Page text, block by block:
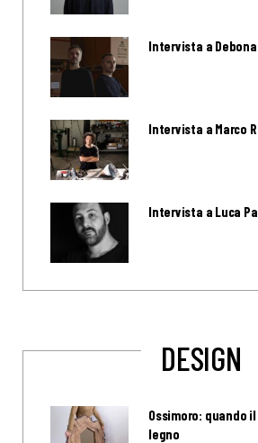
Intervista a
Intervista a Marco
Intervista a Luca
DESIGN
Ossimoro: quando
legno